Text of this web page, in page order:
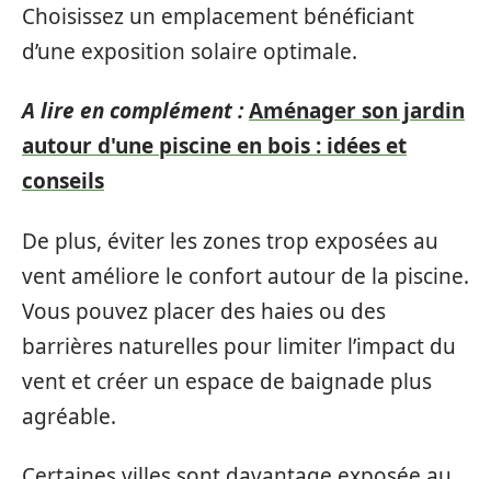
Choisissez un emplacement bénéficiant
d’une exposition solaire optimale.
A lire en complément :Aménager son jardin
autour d'une piscine en bois : idées et
conseils
De plus, éviter les zones trop exposées au
vent améliore le confort autour de la piscine.
Vous pouvez placer des haies ou des
barrières naturelles pour limiter l’impact du
vent et créer un espace de baignade plus
agréable.